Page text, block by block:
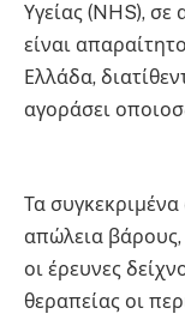
Υγείας (NHS), σε
είναι
Ελλάδα,
αγοράσει
Τα
απώλεια
οι έρευνες
θεραπείας οι